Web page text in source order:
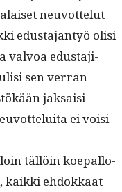
neu­vot­te­lut
edus­ta­jan­työ olisi
valvoa edus­ta­ji­
sen ver­ran
jak­saisi
ei voisi
täl­löin koepal­lo­
kaik­ki ehdokkaat